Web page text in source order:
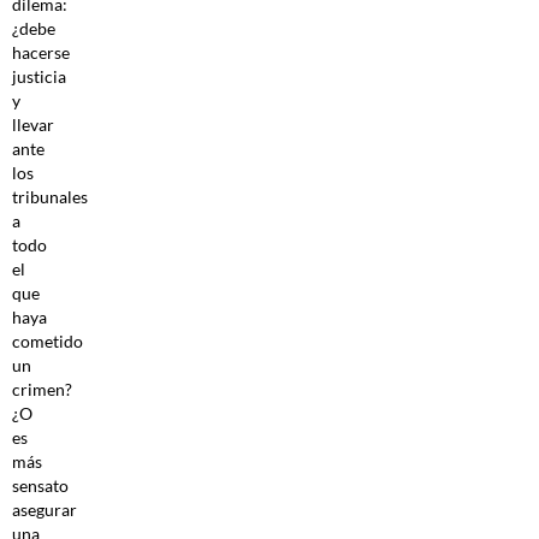
¿debe
hacerse
justicia
y
llevar
ante
los
tribunales
a
todo
el
que
haya
cometido
un
crimen?
¿O
es
más
sensato
asegurar
una